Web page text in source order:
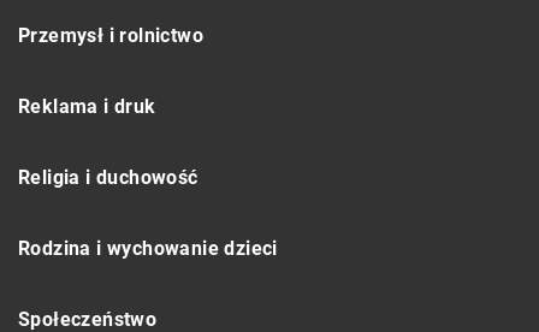
Przemysł i rolnictwo
Reklama i druk
Religia i duchowość
Rodzina i wychowanie dzieci
Społeczeństwo